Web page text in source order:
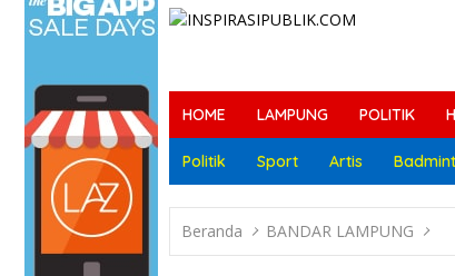
HOME LAMPUNG POLITIK
Politik Sport Artis
Beranda BANDAR LAMPUNG